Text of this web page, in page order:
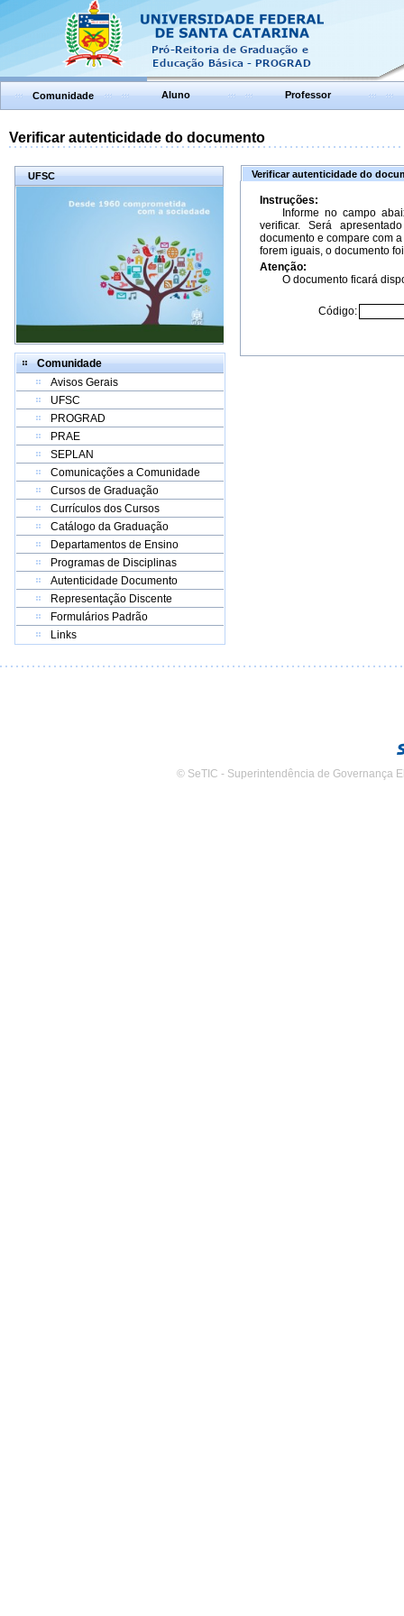
Comunidade Aluno Professor
Verificar autenticidade do documento
UFSC
Comunidade
Avisos Gerais
UFSC
PROGRAD
PRAE
SEPLAN
Comunicações a Comunidade
Cursos de Graduação
Currículos dos Cursos
Catálogo da Graduação
Departamentos de Ensino
Programas de Disciplinas
Autenticidade Documento
Representação Discente
Formulários Padrão
Links
Verificar autenticidade do
Instruções:
Informe no campo
verificar. Será
documento e compare com
forem iguais, o documento
Atenção:
O documento ficará
Código:
© SeTIC - Superintendência de Governança